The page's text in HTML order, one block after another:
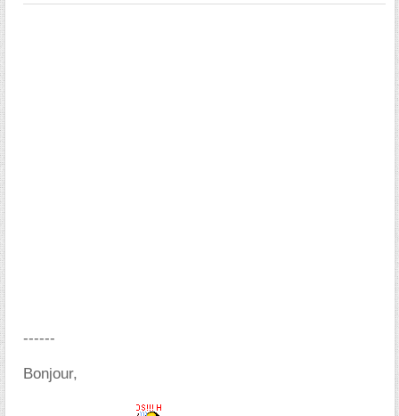
------
Bonjour,